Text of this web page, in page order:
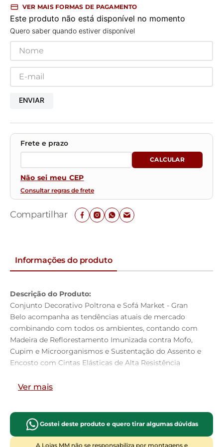
VER MAIS FORMAS DE PAGAMENTO
Este produto não está disponível no momento
Quero saber quando estiver disponível
ENVIAR
Não sei meu CEP
Consultar regras de frete
Compartilhar
Informações do produto
Descrição do Produto:
Conjunto Decorativo Poltrona e Sofá Market - Gran
Belo acompanha as tendências atuais de mercado
combinando com todos os ambientes, contando com
Madeira de Reflorestamento Imunizada contra Mofo,
Cupim e Microorganismos e Sustentação do Assento e
Encosto com Cintas Elásticas de Alta Resistência
durabilidade para o seu ambiente.
Largura:102cm
Altura: 88cm
Profundidade:88cm
Ver mais
Gostei deste produto e quero tirar algumas dúvidas
A Lojas MM não se responsabiliza por montagens e